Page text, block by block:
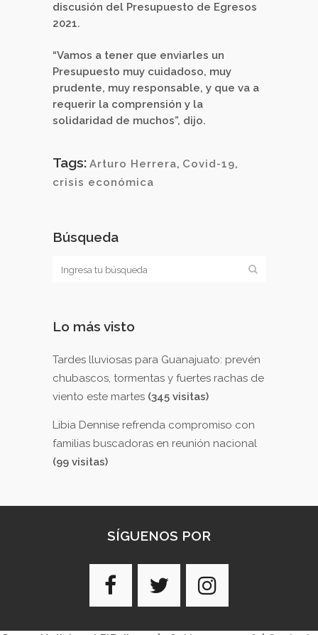
discusión del Presupuesto de Egresos
2021.
“Vamos a tener que enviarles un
Presupuesto muy cuidadoso, muy
prudente, muy responsable, y que va a
requerir la comprensión y la
solidaridad de muchos”, dijo.
Tags: Arturo Herrera, Covid-19,
crisis económica
Búsqueda
Lo más visto
Tardes lluviosas para Guanajuato: prevén
chubascos, tormentas y fuertes rachas de
viento este martes (345 visitas)
Libia Dennise refrenda compromiso con
familias buscadoras en reunión nacional
(99 visitas)
SÍGUENOS POR